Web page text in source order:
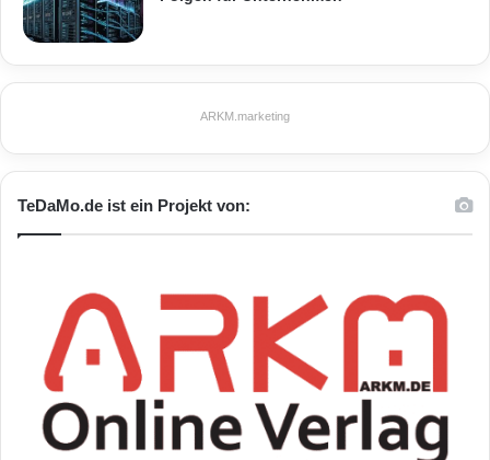
JavaScript und CSS3, um Webdesign mit
reichhaltigen neuen Funktionen, einschliesslich
sozialen Netzwerken, Multi-Touch-Maps und
Offline-Anwendungen, so dass die
Unternehmen die Erwartungen und den
Aufbau der
ARKM.marketing
TeDaMo.de ist ein Projekt von: